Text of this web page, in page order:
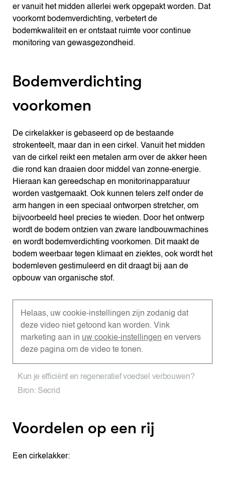
er vanuit het midden allerlei werk opgepakt worden. Dat
voorkomt bodemverdichting, verbetert de
bodemkwaliteit en er ontstaat ruimte voor continue
monitoring van gewasgezondheid.
Bodemverdichting
voorkomen
De cirkelakker is gebaseerd op de bestaande
strokenteelt, maar dan in een cirkel. Vanuit het midden
van de cirkel reikt een metalen arm over de akker heen
die rond kan draaien door middel van zonne-energie.
Hieraan kan gereedschap en monitorinapparatuur
worden vastgemaakt. Ook kunnen telers zelf onder de
arm hangen in een speciaal ontworpen stretcher, om
bijvoorbeeld heel precies te wieden. Door het ontwerp
wordt de bodem ontzien van zware landbouwmachines
en wordt bodemverdichting voorkomen. Dit maakt de
bodem weerbaar tegen klimaat en ziektes, ook wordt het
bodemleven gestimuleerd en dit draagt bij aan de
opbouw van organische stof.
Helaas, uw cookie-instellingen zijn zodanig dat
deze video niet getoond kan worden. Vink
marketing aan in uw cookie-instellingen en ververs
deze pagina om de video te tonen.
Kun je efficiënt en regeneratief voedsel verbouwen?
Bron: Secrid
Voordelen op een rij
Een cirkelakker: